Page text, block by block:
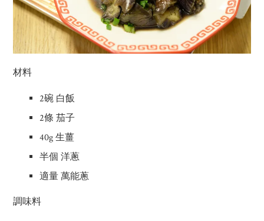
材料
2碗 白飯
2條 茄子
40g 生薑
半個 洋蔥
適量 萬能蔥
調味料